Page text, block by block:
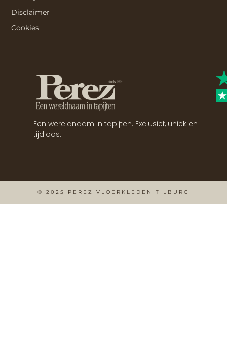
Een wereldnaam in tapijten. Exclusief, uniek en
tijdloos.
Disclaimer
Cookies
© 2025 PEREZ VLOERKLEDEN TILBURG